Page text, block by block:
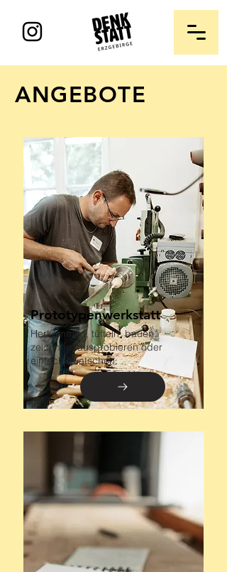
ANGEBOTE
Prototypenwerkstatt
Herkommen, tüfteln, bauen,
zeichnen, ausprobieren oder
einfach quatschen.